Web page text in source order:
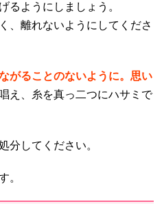
るようにしましょう。
、離れないようにしてくださ
がることのないように。思い
え、糸を真っ二つにハサミで
分してください。
。